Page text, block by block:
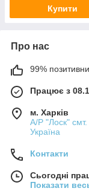
Купити
Про нас
99%
Працює з
м. Харків
А/Р "Лоск"
Україна
Контакти
Сьогодні
Показати